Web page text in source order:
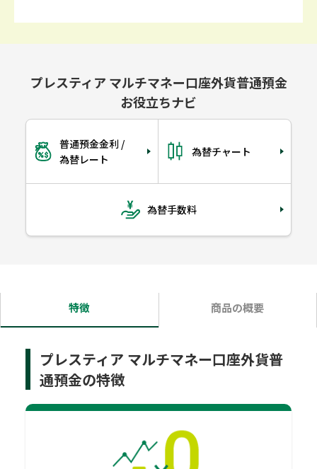
プレスティア マルチマネー口座外貨普通預金
お役立ちナビ
普通預金金利 /
為替レート
為替チャート
為替手数料
特徴 商品の概要
プレスティア マルチマネー口座外貨普
通預金の特徴